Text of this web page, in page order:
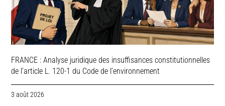
FRANCE : Analyse juridique des insuffisances constitutionnelles
de l’article L. 120-1 du Code de l’environnement
3 août 2026